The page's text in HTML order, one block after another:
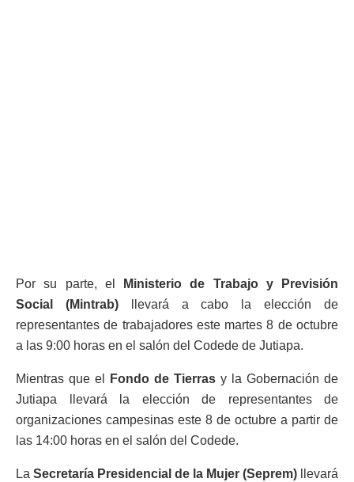
Por su parte, el
Ministerio de Trabajo y Previsión
Social (Mintrab)llevará a cabo la elección de
representantes de trabajadores este martes 8 de octubre
a las 9:00 horas en el salón del Codede de Jutiapa.
Mientras que el Fondo de Tierras y la Gobernación de
Jutiapa llevará la elección de representantes de
organizaciones campesinas este 8 de octubre a partir de
las 14:00 horas en el salón del Codede.
La Secretaría Presidencial de la Mujer (Seprem) llevará